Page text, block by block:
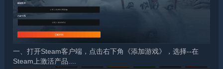
一、打开Steam客户端，点击右下角《添加游戏》，选择--在
Steam上激活产品....